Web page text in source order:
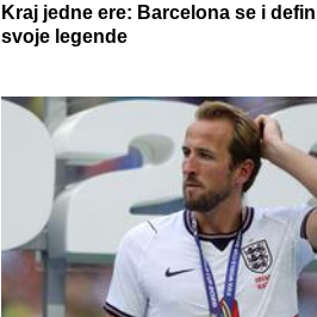
Kraj jedne ere: Barcelona se i
svoje legende